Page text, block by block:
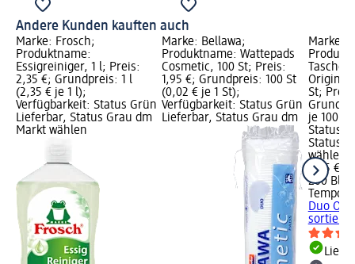
Andere Kunden kauften auch
Marke: Frosch;
Produktname:
Essigreiniger, 1 l; Preis:
2,35 €; Grundpreis: 1 l
(2,35 € je 1 l);
Verfügbarkeit: Status Grün
Lieferbar, Status Grau dm
Markt wählen
Marke: Bellawa;
Produktname: Wattepads
Cosmetic, 100 St; Preis:
1,95 €; Grundpreis: 100 St
(0,02 € je 1 St);
Verfügbarkeit: Status Grün
Lieferbar, Status Grau dm
Marke:
Original
St;
je 100
Status
Status
wählen
3,95 €
200 Bl
Tempo
Duo
sortiert,